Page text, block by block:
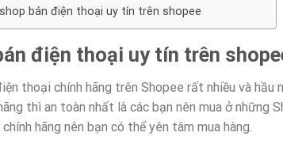
bán điện thoại uy tín trên shopee
điện thoại uy tín trên
thoại chính hãng trên Shopee rất nhiều và hầu
thì an toàn nhất là các bạn nên mua ở những
hãng nên bạn có thể yên tâm mua hàng.